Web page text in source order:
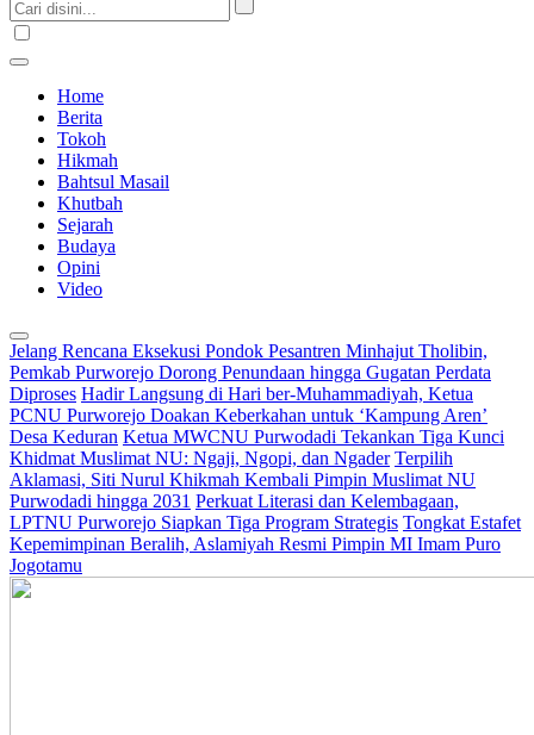
Home
Berita
Tokoh
Hikmah
Bahtsul Masail
Khutbah
Sejarah
Budaya
Opini
Video
Jelang Rencana Eksekusi Pondok Pesantren Minhajut Tholibin,
Pemkab Purworejo Dorong Penundaan hingga Gugatan Perdata
Diproses Hadir Langsung di Hari ber-Muhammadiyah, Ketua
PCNU Purworejo Doakan Keberkahan untuk ‘Kampung Aren’
Desa Keduran Ketua MWCNU Purwodadi Tekankan Tiga Kunci
Khidmat Muslimat NU: Ngaji, Ngopi, dan Ngader Terpilih
Aklamasi, Siti Nurul Khikmah Kembali Pimpin Muslimat NU
Purwodadi hingga 2031 Perkuat Literasi dan Kelembagaan,
LPTNU Purworejo Siapkan Tiga Program Strategis Tongkat Estafet
Kepemimpinan Beralih, Aslamiyah Resmi Pimpin MI Imam Puro
Jogotamu